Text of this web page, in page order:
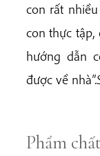
con rất
con thực tập,
hướng dẫn
được về nhà”.
Phẩm